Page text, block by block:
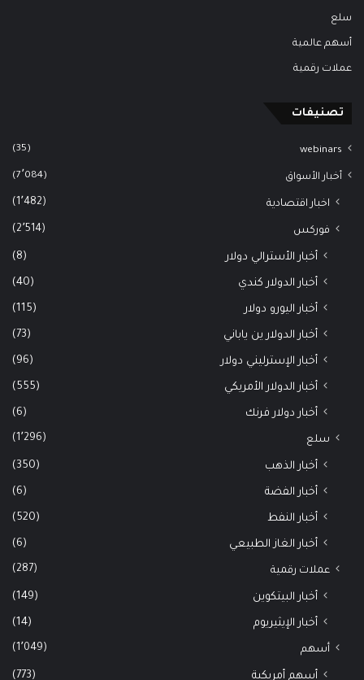
سلع
أسهم عالمية
عملات رقمية
تصنيفات
webinars
(35)
أخبار الأسواق (7٬084)
اخبار اقتصادية (1٬482)
فوركس (2٬514)
أخبار الأسترالي دولار (8)
أخبار الدولار كندي (40)
أخبار اليورو دولار (115)
أخبار الدولار ين ياباني (73)
أخبار الإسترليني دولار (96)
أخبار الدولار الأمريكي (555)
أخبار دولار فرنك (6)
سلع (1٬296)
أخبار الذهب (350)
أخبار الفضة (6)
أخبار النفط (520)
أخبار الغاز الطبيعي (6)
عملات رقمية (287)
أخبار البيتكوين (149)
أخبار الإيثيريوم (14)
أسهم (1٬049)
أسهم أمريكية (773)